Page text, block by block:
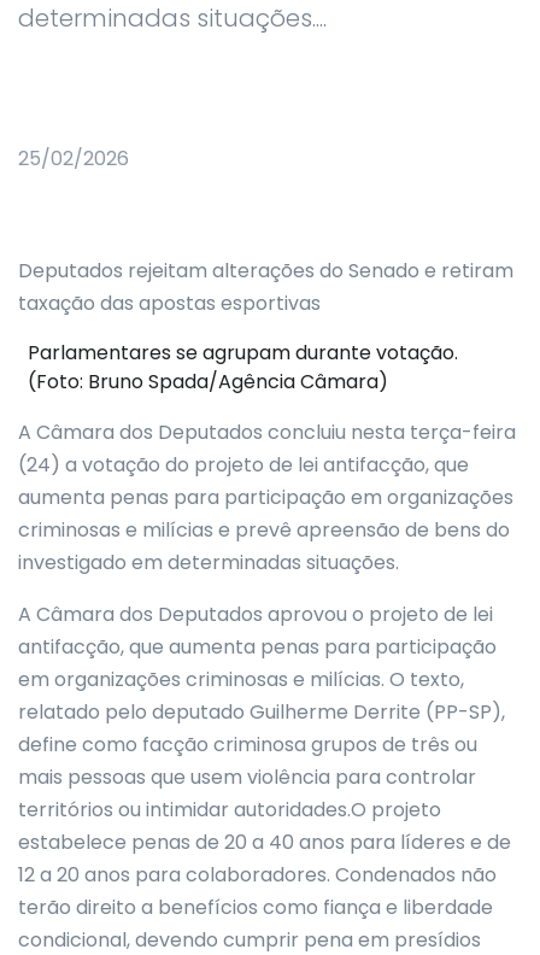
determinadas situações....
25/02/2026
Deputados rejeitam alterações do Senado e retiram
taxação das apostas esportivas
Parlamentares se agrupam durante votação.
(Foto: Bruno Spada/Agência Câmara)
A Câmara dos Deputados concluiu nesta terça-feira
(24) a votação do projeto de lei antifacção, que
aumenta penas para participação em organizações
criminosas e milícias e prevê apreensão de bens do
investigado em determinadas situações.
A Câmara dos Deputados aprovou o projeto de lei
antifacção, que aumenta penas para participação
em organizações criminosas e milícias. O texto,
relatado pelo deputado Guilherme Derrite (PP-SP),
define como facção criminosa grupos de três ou
mais pessoas que usem violência para controlar
territórios ou intimidar autoridades.O projeto
estabelece penas de 20 a 40 anos para líderes e de
12 a 20 anos para colaboradores. Condenados não
terão direito a benefícios como fiança e liberdade
condicional, devendo cumprir pena em presídios